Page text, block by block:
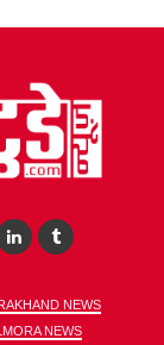
NEWS
NEWS